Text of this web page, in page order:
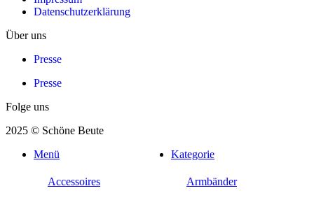
Datenschutzerklärung
Über uns
Presse
Presse
Folge uns
2025 © Schöne Beute
Menü
Kategorie
Accessoires Armbänder